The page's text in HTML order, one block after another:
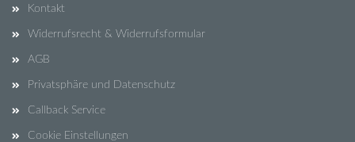
Kontakt
Widerrufsrecht & Widerrufsformular
AGB
Privatsphäre und Datenschutz
Callback Service
Cookie Einstellungen